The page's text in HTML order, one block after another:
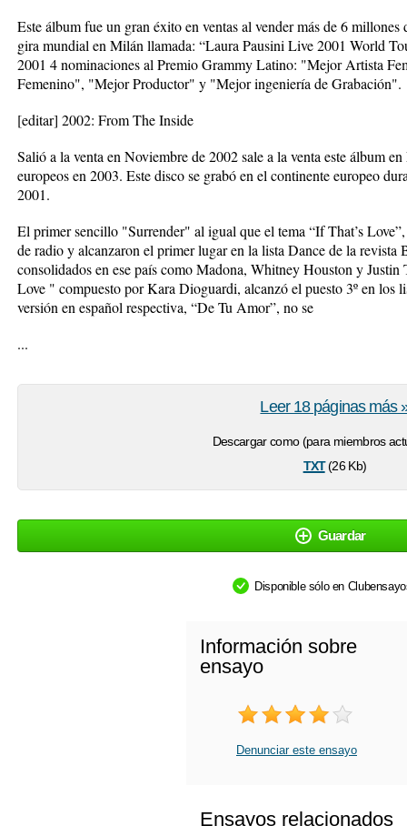
Este álbum fue un gran éxito en ventas al vender más de 6
gira mundial en Milán llamada: “Laura Pausini Live 2001 World
2001 4 nominaciones al Premio Grammy Latino: "Mejor Artista
Femenino", "Mejor Productor" y "Mejor ingeniería de Grabación".
[editar] 2002: From The Inside
Salió a la venta en Noviembre de 2002 sale a la venta este álbum
europeos en 2003. Este disco se grabó en el continente europeo
2001.
El primer sencillo "Surrender" al igual que el tema “If That’s
de radio y alcanzaron el primer lugar en la lista Dance de la revista
consolidados en ese país como Madona, Whitney Houston y
Love " compuesto por Kara Dioguardi, alcanzó el puesto 3º en los
versión en español respectiva, “De Tu Amor”, no se
...
Descargar como (para miembros
txt(26 Kb)
Leer 18 páginas más
Guardar
Disponible sólo en
Información sobre
ensayo
Denunciar este ensayo
Ensayos relacionados